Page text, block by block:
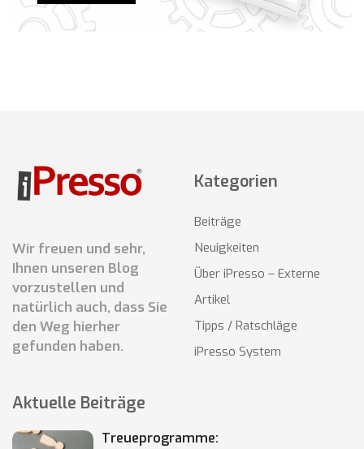
Wir freuen und sehr,
Ihnen unseren Blog
vorzustellen und
natürlich auch, dass Sie
den Weg hierher
gefunden haben.
Kategorien
Beiträge
Neuigkeiten
Über iPresso – Externe
Artikel
Tipps / Ratschläge
iPresso System
Aktuelle Beiträge
Treueprogramme: